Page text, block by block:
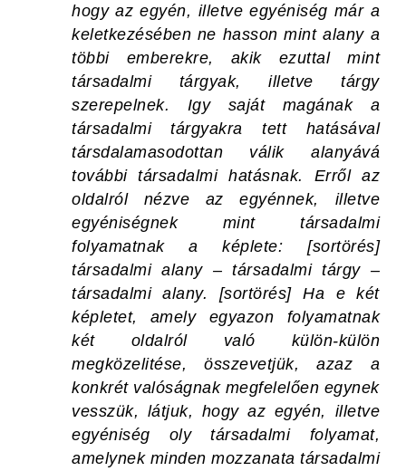
hogy az egyén, illetve egyéniség már a
keletkezésében ne hasson mint alany a
többi emberekre, akik ezuttal mint
társadalmi tárgyak, illetve tárgy
szerepelnek. Igy saját magának a
társadalmi tárgyakra tett hatásával
társdalamasodottan válik alanyává
további társadalmi hatásnak. Erről az
oldalról nézve az egyénnek, illetve
egyéniségnek mint társadalmi
folyamatnak a képlete: [sortörés]
társadalmi alany – társadalmi tárgy –
társadalmi alany. [sortörés] Ha e két
képletet, amely egyazon folyamatnak
két oldalról való külön-külön
megközelitése, összevetjük, azaz a
konkrét valóságnak megfelelően egynek
vesszük, látjuk, hogy az egyén, illetve
egyéniség oly társadalmi folyamat,
amelynek minden mozzanata társadalmi